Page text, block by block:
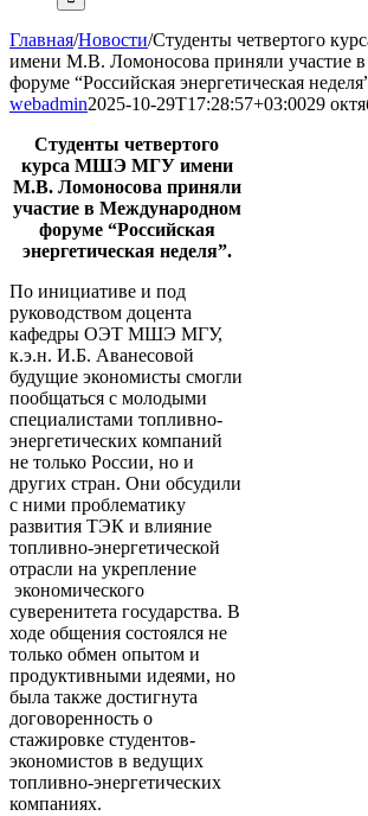
Главная/Новости/Студенты четвертого
имени М.В. Ломоносова приняли участие
форуме “Российская энергетическая
webadmin2025-10-29T17:28:57+03:0029
Студенты четвертого
курса МШЭ МГУ имени
М.В. Ломоносова приняли
участие в Международном
форуме “Российская
энергетическая неделя”.
По инициативе и под
руководством доцента
кафедры ОЭТ МШЭ МГУ,
к.э.н. И.Б. Аванесовой
будущие экономисты смогли
пообщаться с молодыми
специалистами топливно-
энергетических компаний
не только России, но и
других стран. Они обсудили
с ними проблематику
развития ТЭК и влияние
топливно-энергетической
отрасли на укрепление
экономического
суверенитета государства. В
ходе общения состоялся не
только обмен опытом и
продуктивными идеями, но
была также достигнута
договоренность о
стажировке студентов-
экономистов в ведущих
топливно-энергетических
компаниях.